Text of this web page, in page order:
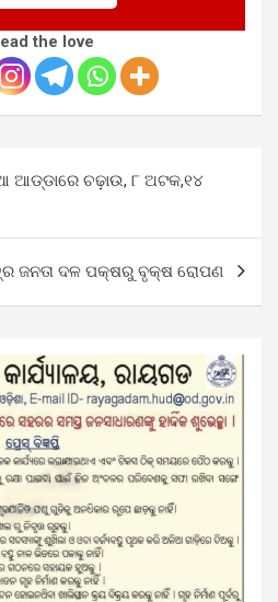
the love
ଆଡ୍ଡାରେ ଚଢ଼ାଉ, ୮ ଅଟକ,୧୪
ଜନତା ଦଳ ପକ୍ଷରୁ ବୃକ୍ଷ ରୋପଣ